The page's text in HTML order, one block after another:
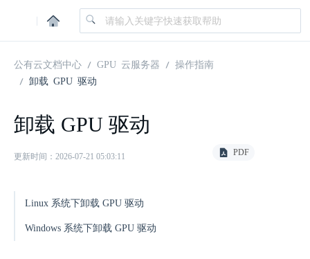
|
公有云文档中心 GPU 云服务器
操作指南
卸载 GPU 驱动
卸载 GPU 驱动
更新时间：2026-07-21 05:03:11 PDF
Linux 系统下卸载 GPU 驱动
Windows 系统下卸载 GPU 驱动